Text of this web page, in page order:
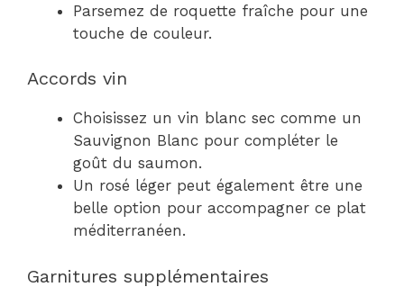
Parsemez de roquette fraîche pour une
touche de couleur.
Accords vin
Choisissez un vin blanc sec comme un
Sauvignon Blanc pour compléter le
goût du saumon.
Un rosé léger peut également être une
belle option pour accompagner ce plat
méditerranéen.
Garnitures supplémentaires